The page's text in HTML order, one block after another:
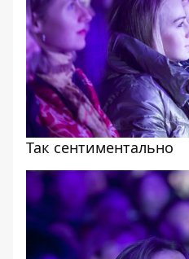
Так сентиментально